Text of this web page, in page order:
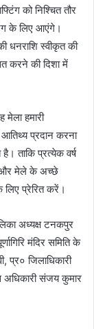
को निश्चित तौर
के लिए आएंगे।
धनराशि स्वीकृत की
करने की दिशा में
हमारी
प्रदान करना
है। ताकि प्रत्येक वर्ष
और मेले के अच्छे
प्रेरित करें।
अध्यक्ष टनकपुर
मंदिर समिति के
प्र० जिलाधिकारी
अधिकारी संजय कुमार